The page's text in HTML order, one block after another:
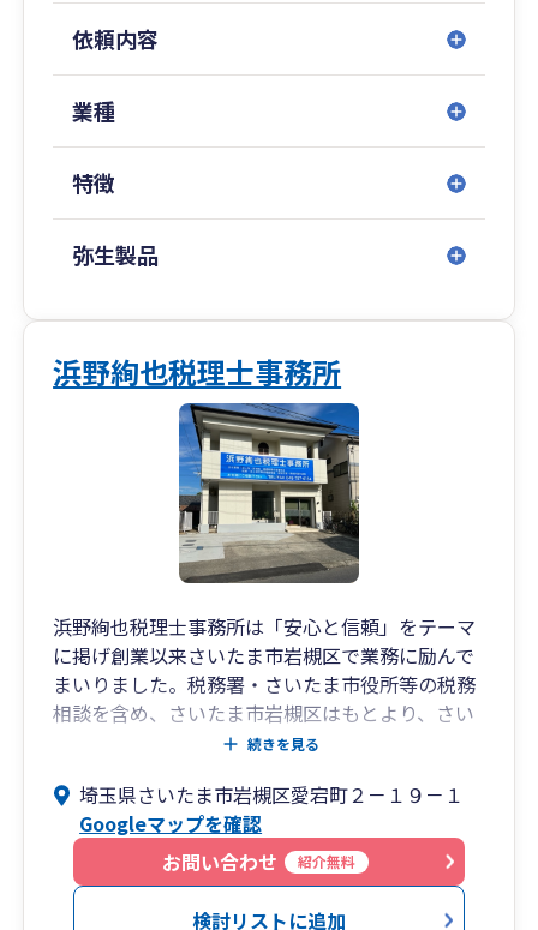
依頼内容
業種
特徴
弥生製品
浜野絢也税理士事務所
浜野絢也税理士事務所は「安心と信頼」をテーマ
に掲げ創業以来さいたま市岩槻区で業務に励んで
まいりました。税務署・さいたま市役所等の税務
相談を含め、さいたま市岩槻区はもとより、さい
たま市岩槻区はじめ各区、上尾市、越谷市等地元
る東京都、千葉県、神奈川県、栃木県、群馬県、
茨城県等のお客様もおりますので、遠方でもいろ
んな通信手段等で問題はございません）
続きを見る
埼玉県さいたま市岩槻区愛宕町２－１９－１
Googleマップを確認
お問い合わせ
紹介無料
検討リストに追加